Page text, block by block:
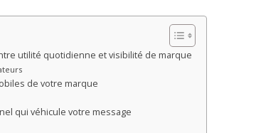
utilité quotidienne et visibilité de marque
de votre marque
qui véhicule votre message